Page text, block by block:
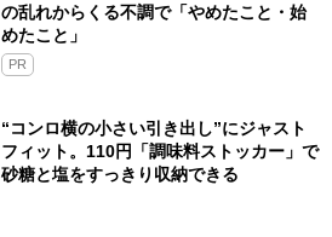
の乱れからくる不調で「やめたこと・始
めたこと」
PR
“コンロ横の小さい引き出し”にジャスト
フィット。110円「調味料ストッカー」で
砂糖と塩をすっきり収納できる